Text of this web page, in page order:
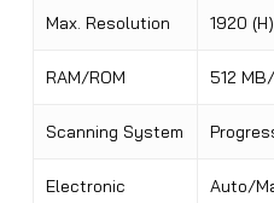
Max. Resolution 1920
RAM/ROM 512
Scanning System
Electronic
Auto/